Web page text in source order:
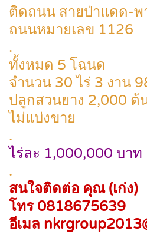
ติดถนน สายป่าแดด-พ
ถนนหมายเลข 1126
.
ทั้งหมด 5 โฉนด
จำนวน 30 ไร่ 3 งาน
ปลูกสวนยาง 2,000 ต้
ไม่แบ่งขาย
.
ไร่ละ 1,000,000 บาท
.
สนใจติดต่อ คุณ (เก่ง)
โทร 0818675639
อีเมล